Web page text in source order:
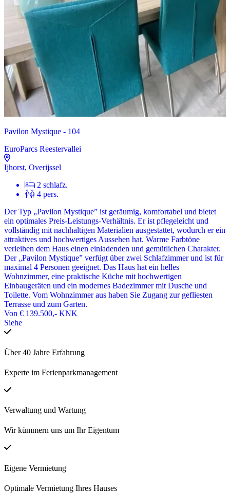
Pavilon Mystique - 104
EuroParcs Reestervallei
Ijhorst, Overijssel
2 schlafz.
4 pers.
Der Typ „Pavilon Mystique” ist geräumig, komfortabel und bietet
ein optimales Preis-Leistungs-Verhältnis. Er ist pflegeleicht und
vollständig mit nachhaltigen Materialien ausgestattet, wodurch er ein
attraktives und hochwertiges Aussehen hat. Warme Farbtöne
verleihen dem Haus einen einladenden und gemütlichen Charakter.
Der „Pavilon Mystique” verfügt über zwei Schlafzimmer und ist für
maximal 4 Personen geeignet. Das Haus hat ein helles
Wohnzimmer, eine praktische Küche mit hochwertigen
Einbaugeräten und ein modernes Badezimmer mit Dusche und
Toilette. Vom Wohnzimmer aus haben Sie Zugang zur gefliesten
Terrasse und zum Garten.
Von € 139.500,- KNK
Siehe
Über 40 Jahre Erfahrung
Experte im Ferienparkmanagement
Verwaltung und Wartung
Wir kümmern uns um Ihr Eigentum
Eigene Vermietung
Optimale Vermietung Ihres Hauses